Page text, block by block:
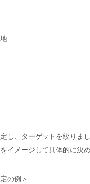
し、ターゲットを絞りまし
イメージして具体的に決
の例＞